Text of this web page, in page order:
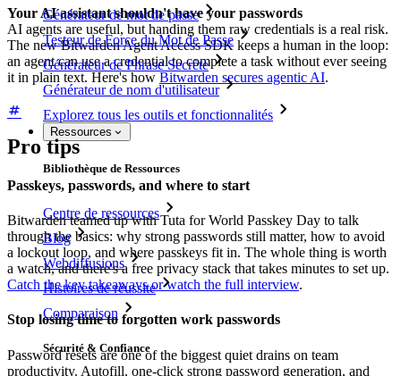
Générateur de mot de passe
Testeur de Force du Mot de Passe
Générateur de Phrase Secrète
Générateur de nom d'utilisateur
Explorez tous les outils et fonctionnalités
Ressources
Bibliothèque de Ressources
Centre de ressources
Blog
Webdiffusions
Histoires de réussite
Comparaison
Sécurité & Confiance
Your AI assistant shouldn't have your passwords
AI agents are useful, but handing them raw credentials is a real risk.
The new Bitwarden Agent Access SDK keeps a human in the loop:
an agent can use a credential to complete a task without ever seeing
it in plain text. Here's how Bitwarden secures agentic AI.
Pro tips
Passkeys, passwords, and where to start
Bitwarden teamed up with Tuta for World Passkey Day to talk
through the basics: why strong passwords still matter, how to avoid
a lockout loop, and where passkeys fit in. The whole thing is worth
a watch, and there's a free privacy stack that takes minutes to set up.
Catch the key takeaways or watch the full interview.
Stop losing time to forgotten work passwords
Password resets are one of the biggest quiet drains on team
productivity. Autofill, one-click strong password generation, and